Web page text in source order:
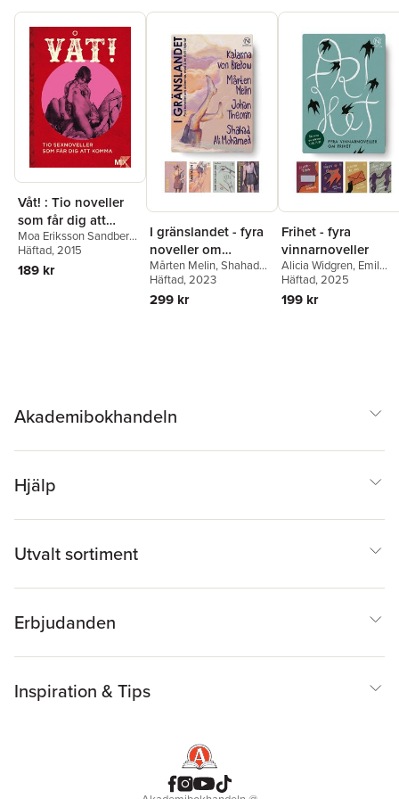
Novellix ger ut stora läsupplevelser i litet format! En novell per
bok, och alltid med originalomslag av svenska formgivare,
illustratörer och konstnärer. Novellerna säljs både styckvis och
förpackade i fina presentaskar.
Våt! : Tio noveller
som får dig att
komma
Moa Eriksson Sandberg,
Johanna Narberg
Möller,Eme Johansson
Malva B.
Häftad, 2015
189 kr
I gränslandet - fyra
noveller om
drömmar, mod & en
flytt i hjärtat
Mårten Melin,Shahad
Mohamed Ali
Theorin,
Bredow
Häftad, 2023
299 kr
Frihet - fyra
vinnarnoveller
Alicia Widgren, Emil
Aspfors,Clara
Fogelberg
Häftad, 2025
199 kr
Akademibokhandeln
Hjälp
Utvalt sortiment
Erbjudanden
Inspiration & Tips